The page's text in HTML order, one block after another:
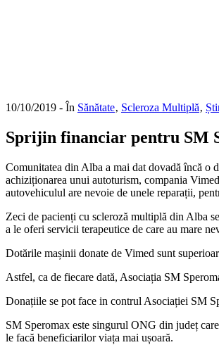
10/10/2019 - În Sănătate‚ Scleroza Multiplă‚
Sprijin financiar pentru SM
Comunitatea din Alba a mai dat dovadă încă o
achiziționarea unui autoturism, compania
autovehiculul are nevoie de unele reparații,
Zeci de pacienți cu scleroză multiplă din Alba
a le oferi servicii terapeutice de care au mare
Dotările mașinii donate de Vimed sunt
Astfel, ca de fiecare dată, Asociația SM
Donațiile se pot face in contrul Asociației SM
SM Speromax este singurul ONG din județ
le facă beneficiarilor viața mai ușoară.